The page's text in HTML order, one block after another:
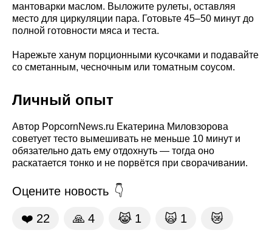
мантоварки маслом. Выложите рулеты, оставляя
место для циркуляции пара. Готовьте 45–50 минут до
полной готовности мяса и теста.
Нарежьте ханум порционными кусочками и подавайте
со сметанным, чесночным или томатным соусом.
Личный опыт
Автор PopcornNews.ru Екатерина Миловзорова
советует тесто вымешивать не меньше 10 минут и
обязательно дать ему отдохнуть — тогда оно
раскатается тонко и не порвётся при сворачивании.
Оцените новость
❤️ 22 🙏 4 😹 1 🙀 1 😿